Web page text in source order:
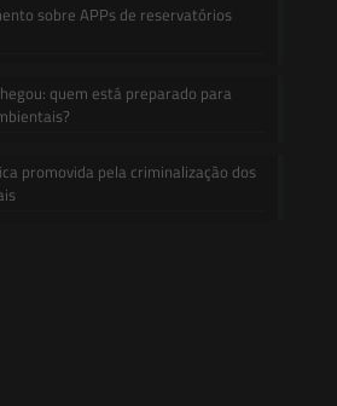
sobre APPs de reservatórios
quem está preparado para
promovida pela criminalização dos